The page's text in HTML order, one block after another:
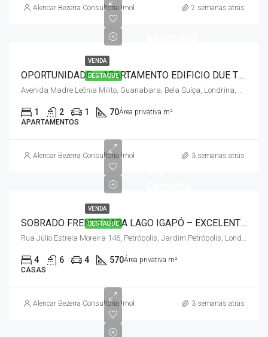
Alencar Bezerra Consultoria Imobiliária 2 semanas atrás
VENDA
DESTAQUE OPORTUNIDADE – APARTAMENTO EDIFICIO DUE TORRI – GLEBA PALHANO
1 2 1 70Área privativa m²
APARTAMENTOS
Alencar Bezerra Consultoria Imobiliária 3 semanas atrás
VENDA
DESTAQUE SOBRADO FRENTE PARA LAGO IGAPÓ – EXCELENTE OPORTUNIDADE DE MORADIA OU USO COMERCIAL- JD. LAGO PARQUE / LONDRINA
4 6 4 570Área privativa m²
CASAS
Alencar Bezerra Consultoria Imobiliária 3 semanas atrás